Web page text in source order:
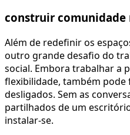
construir comunidade
Além de redefinir os
outro grande desafio do
social. Embora trabalhar a
flexibilidade, também pode
desligados. Sem as
partilhados de um
instalar-se.